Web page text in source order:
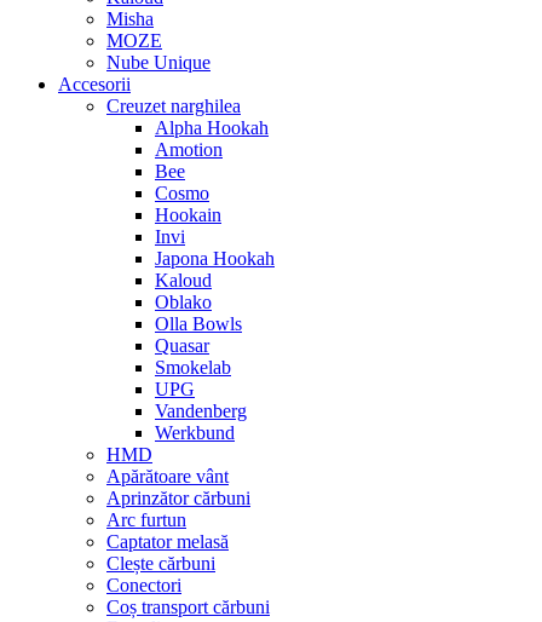
Misha
MOZE
Nube Unique
Accesorii
Creuzet narghilea
Alpha Hookah
Amotion
Bee
Cosmo
Hookain
Invi
Japona Hookah
Kaloud
Oblako
Olla Bowls
Quasar
Smokelab
UPG
Vandenberg
Werkbund
HMD
Apărătoare vânt
Aprinzător cărbuni
Arc furtun
Captator melasă
Clește cărbuni
Conectori
Coș transport cărbuni